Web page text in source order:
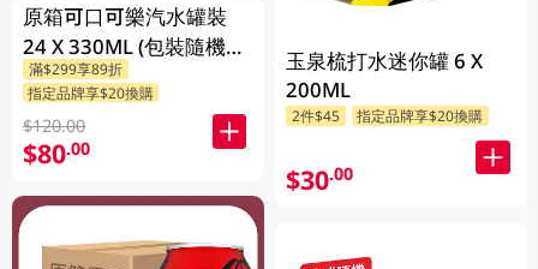
原箱可口可樂汽水罐裝
24 X 330ML (包裝隨機發
送)
滿$299享89折
指定品牌享$20換購
$120.00
$80.00
玉泉梳打水迷你罐 6 X
200ML
2件$45 指定品牌享$20換購
$30.00